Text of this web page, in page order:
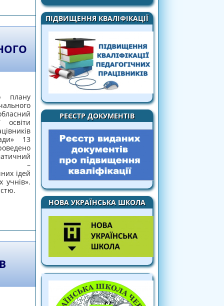
ПІДВИЩЕННЯ КВАЛІФІКАЦІЇ
РЕЄСТР ДОКУМЕНТІВ
НОВА УКРАЇНСЬКА ШКОЛА
«ЗНАЙКА»
плану
освіти
13
–
ідей
учнів».